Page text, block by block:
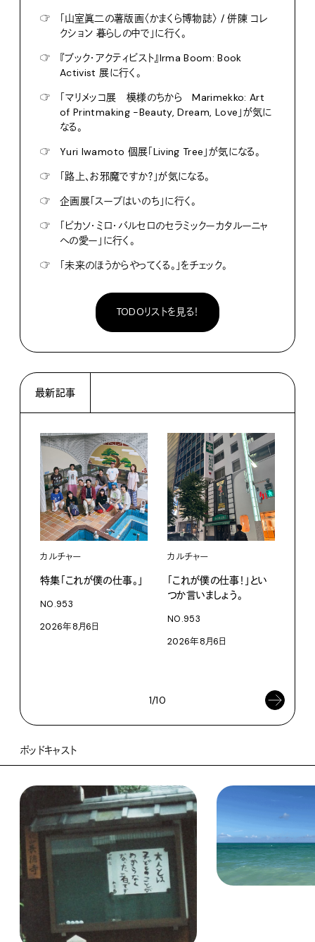
☞
「山室眞二の薯版画〈かまくら博物誌〉 / 併陳 コレ
クション 暮らしの中で」に行く。
☞
『ブック・アクティビスト』Irma Boom: Book
Activist 展に行く。
☞
「マリメッコ展 模様のちから Marimekko: Art
of Printmaking -Beauty, Dream, Love」が気に
なる。
☞
Yuri Iwamoto 個展「Living Tree」が気になる。
☞
「路上、お邪魔ですか？」が気になる。
☞
企画展「スープはいのち」に行く。
☞
「ピカソ・ミロ・バルセロのセラミックーカタルーニャ
への愛ー」に行く。
☞
「未来のほうからやってくる。」をチェック。
TODOリストを見る！
最新記事
カルチャー
特集「これが僕の仕事。」
NO.953
2026年8月6日
カルチャー
「これが僕の仕事！」とい
つか言いましょう。
NO.953
2026年8月6日
1/10
ポッドキャスト